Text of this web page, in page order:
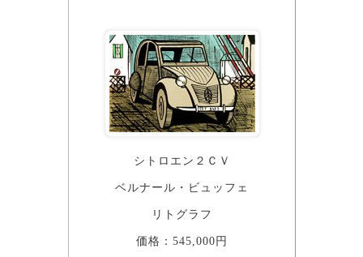
シトロエン２ＣＶ
ベルナール・ビュッフェ
リトグラフ
価格：545,000円